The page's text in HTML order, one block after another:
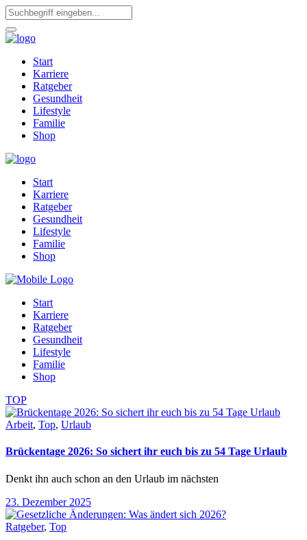
Start
Karriere
Ratgeber
Gesundheit
Lifestyle
Familie
Shop
Start
Karriere
Ratgeber
Gesundheit
Lifestyle
Familie
Shop
Start
Karriere
Ratgeber
Gesundheit
Lifestyle
Familie
Shop
TOP
Arbeit, Top, Urlaub
Brückentage 2026: So sichert ihr euch bis zu 54 Tage Urlaub
Denkt ihn auch schon an den Urlaub im nächsten
23. Dezember 2025
Ratgeber, Top